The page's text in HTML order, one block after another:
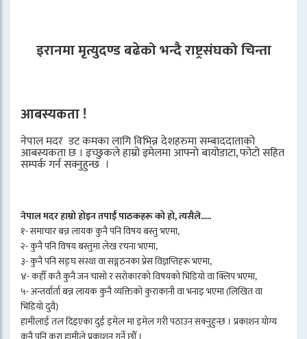
इरानमा मृत्युदण्ड बढेको भन्दै राष्ट्रसंघको चिन्ता
आबस्यकता !
नेपाल मदर डट कमका लागि विभिन्न देशहरुमा सम्बाददाताको
आबस्यकता छ । इच्छुकले हाम्रो इमेलमा आफ्नो बायोडाटा, फोटो सहित
सम्पर्क गर्न सक्नुहुन्छ ।
नेपाल मदर हाम्रो होइन तपाईँ पाठकहरू को हो, त्यसैले.....
१- समाचार बन्न लायक कुनै पनि विषय बस्तु भएमा,
२- कुनै पनि विषय बस्तुमा लेख रचना भएमा,
३- कुनै पनि सङ्घ संस्था वा सङ्गठनका प्रेस विज्ञप्तिहरू भएमा,
४- कहीँ कतै कुनै जन चासो र सरोकारको विषयको भिडियो वा क्लिप भएमा,
५- अन्तर्वार्ता बन्न लायक कुनै व्यक्तिको कुराकानी वा भनाइ भएमा (लिखित वा
भिडियो दुवै)
हामीलाई तल दिइएका दुई इमेल मा इमेल गरी पठाउन सक्नुहुन्छ । प्रकाशन योग्य